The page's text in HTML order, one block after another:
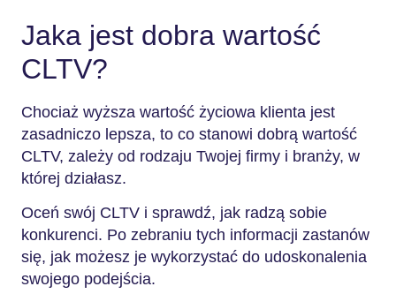
Jaka jest dobra wartość
CLTV?
Chociaż wyższa wartość życiowa klienta jest
zasadniczo lepsza, to co stanowi dobrą wartość
CLTV, zależy od rodzaju Twojej firmy i branży, w
której działasz.
Oceń swój CLTV i sprawdź, jak radzą sobie
konkurenci. Po zebraniu tych informacji zastanów
się, jak możesz je wykorzystać do udoskonalenia
swojego podejścia.